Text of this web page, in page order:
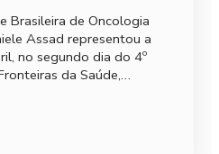
Brasileira de Oncologia
Assad representou a
no segundo dia do 4º
da Saúde,…